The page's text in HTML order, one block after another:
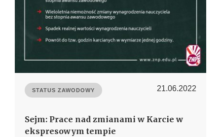
STATUS ZAWODOWY 21.06.2022
Sejm: Prace nad zmianami w Karcie w
ekspresowym tempie